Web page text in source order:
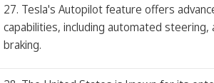
27. Tesla's Autopilot feature offers
capabilities, including automated steering,
braking.